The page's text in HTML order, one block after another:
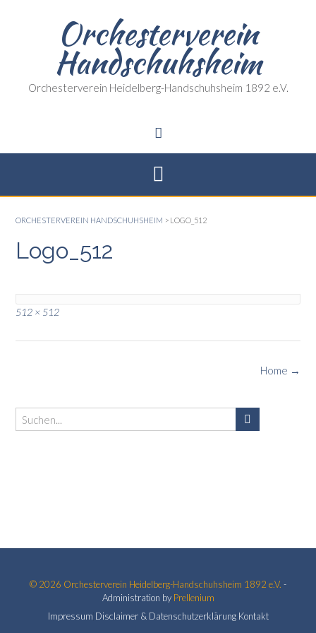
Orchesterverein
Handschuhsheim
Orchesterverein Heidelberg-Handschuhsheim 1892 e.V.
ORCHESTERVEREIN HANDSCHUHSHEIM > LOGO_512
Logo_512
Full
512 × 512
Home →
© 2026 Orchesterverein Heidelberg-Handschuhsheim 1892 e.V. -
Administration by Prellenium
Impressum Disclaimer & Datenschutzerklärung Kontakt